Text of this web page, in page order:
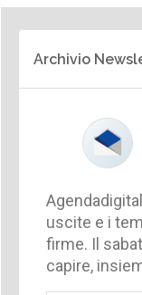
Archivio
uscite e i
firme. Il
capire,